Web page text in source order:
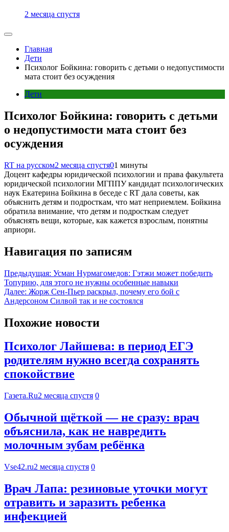
2 месяца спустя
Главная
Дети
Психолог Бойкина: говорить с детьми о недопустимости
мата стоит без осуждения
Дети
Психолог Бойкина: говорить с детьми
о недопустимости мата стоит без
осуждения
RT на русском2 месяца спустя01 минуты
Доцент кафедры юридической психологии и права факультета
юридической психологии МГППУ кандидат психологических
наук Екатерина Бойкина в беседе с RT дала советы, как
объяснить детям и подросткам, что мат неприемлем. Бойкина
обратила внимание, что детям и подросткам следует
объяснять вещи, которые, как кажется взрослым, понятны
априори.
Навигация по записям
Предыдущая: Усман Нурмагомедов: Гэтжи может победить
Топурию, для этого не нужны особенные навыки
Далее: Жорж Сен-Пьер раскрыл, почему его бой с
Андерсоном Силвой так и не состоялся
Похожие новости
Психолог Лайшева: в период ЕГЭ
родителям нужно всегда сохранять
спокойствие
Газета.Ru2 месяца спустя 0
Обычной щёткой — не сразу: врач
объяснила, как не навредить
молочным зубам ребёнка
Vse42.ru2 месяца спустя 0
Врач Лапа: резиновые уточки могут
отравить и заразить ребенка
инфекцией